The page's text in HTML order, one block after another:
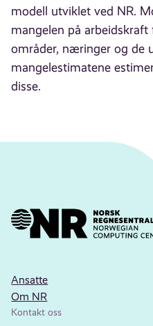
modell utviklet ved NR.
mangelen på
områder, næringer og de
mangelestimatene
disse.
Ansatte
Om NR
Kontakt oss